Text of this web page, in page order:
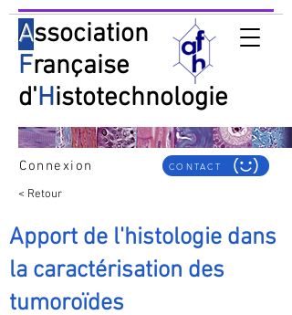
Association
Française
d'Histotechnologie
Connexion CONTACT
< Retour
Apport de l'histologie dans
la caractérisation des
tumoroïdes